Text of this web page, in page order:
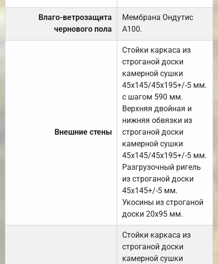
Влаго-ветрозащита
чернового пола
Мембрана Ондутис
А100.
Внешние стены
Стойки каркаса из
строганой доски
камерной сушки
45х145/45х195+/-5 мм.
с шагом 590 мм.
Верхняя двойная и
нижняя обвязки из
строганой доски
камерной сушки
45х145/45х195+/-5 мм.
Разгрузочный ригель
из строганой доски
45х145+/-5 мм.
Укосины из строганой
доски 20х95 мм.
Стойки каркаса из
строганой доски
камерной сушки